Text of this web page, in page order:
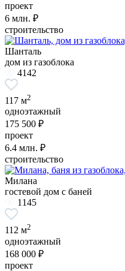
проект
6 млн. ₽
строительство
Шанталь
дом из газоблока
4142
117 м2
одноэтажный
175 500 ₽
проект
6.4 млн. ₽
строительство
Милана
гостевой дом с баней
1145
112 м2
одноэтажный
168 000 ₽
проект